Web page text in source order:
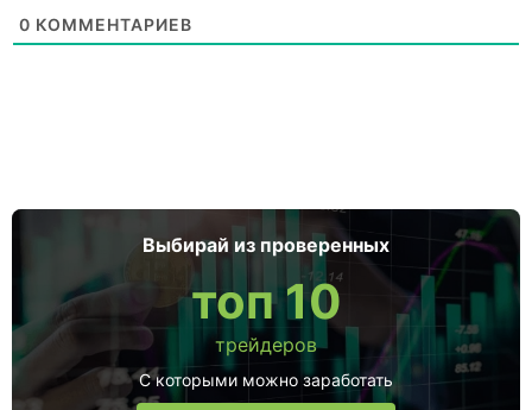
0 КОММЕНТАРИЕВ
Выбирай из проверенных
топ 10
трейдеров
С которыми можно заработать